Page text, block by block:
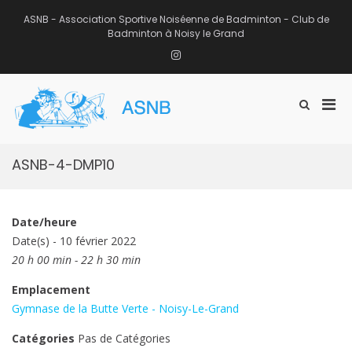
ASNB - Association Sportive Noiséenne de Badminton - Club de
Badminton à Noisy le Grand
Instagram
Afficher
ASNB-4-DMP10
Date/heure
Date(s) - 10 février 2022
20 h 00 min - 22 h 30 min
Emplacement
Gymnase de la Butte Verte - Noisy-Le-Grand
Catégories Pas de Catégories